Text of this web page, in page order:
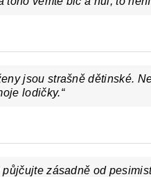
jsou strašně dětinské.
lodičky.“
půjčujte zásadně od